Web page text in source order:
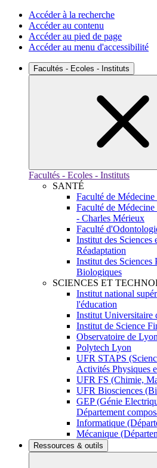
Accéder à la recherche
Accéder au contenu
Accéder au pied de page
Accéder au menu d'accessibilité
Facultés - Ecoles - Instituts
Facultés - Ecoles - Instituts
SANTÉ
Faculté de
Faculté de
- Charles Mérieux
Faculté
Institut des Sciences
Réadaptation
Institut des Sciences
Biologiques
SCIENCES ET
Institut national
l'éducation
Institut Universitaire
Institut de Science
Observatoire de Lyon
Polytech Lyon
UFR STAPS
Activités Physiques
UFR FS (Chimie,
UFR Biosciences
GEP (Génie
Département
Informatique
Mécanique
Ressources & outils